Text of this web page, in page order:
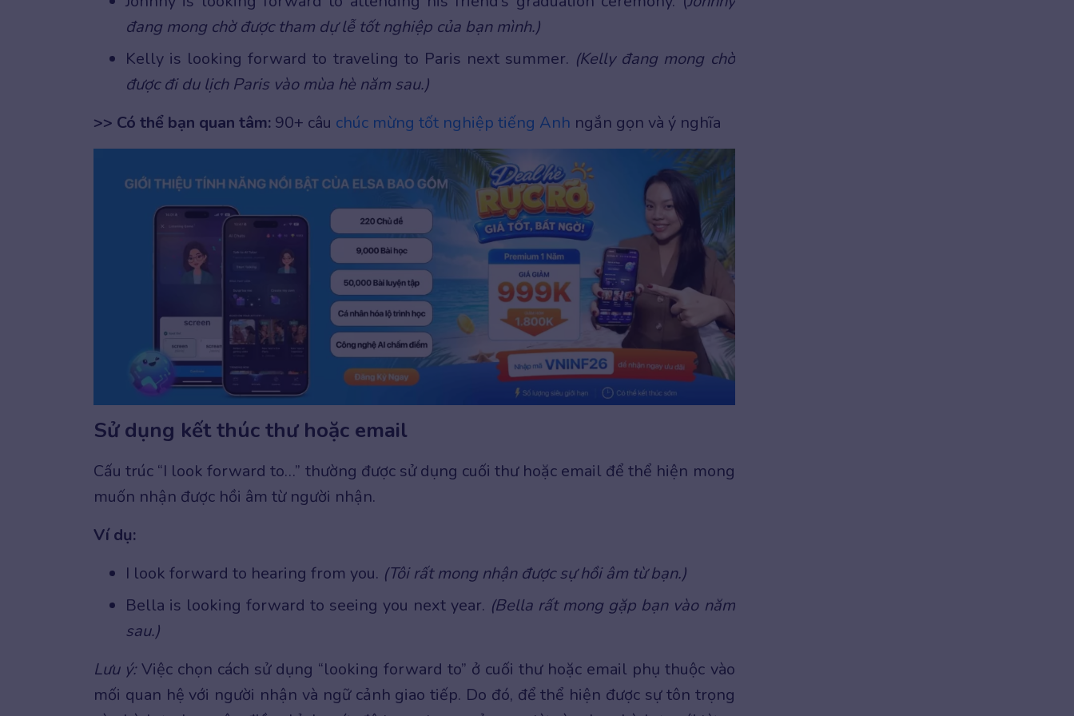
đang mong chờ được tham dự lễ tốt nghiệp của bạn mình.)
Kelly is looking forward to traveling to Paris next summer. (Kelly đang mong chờ
được đi du lịch Paris vào mùa hè năm sau.)
>> Có thể bạn quan tâm: 90+ câu chúc mừng tốt nghiệp tiếng Anh ngắn gọn và ý nghĩa
Sử dụng kết thúc thư hoặc email
Cấu trúc “I look forward to…” thường được sử dụng cuối thư hoặc email để thể hiện mong
muốn nhận được hồi âm từ người nhận.
Ví dụ:
I look forward to hearing from you. (Tôi rất mong nhận được sự hồi âm từ bạn.)
Bella is looking forward to seeing you next year. (Bella rất mong gặp bạn vào năm
sau.)
Lưu ý:Việc chọn cách sử dụng “looking forward to” ở cuối thư hoặc email phụ thuộc vào
mối quan hệ với người nhận và ngữ cảnh giao tiếp. Do đó, để thể hiện được sự tôn trọng